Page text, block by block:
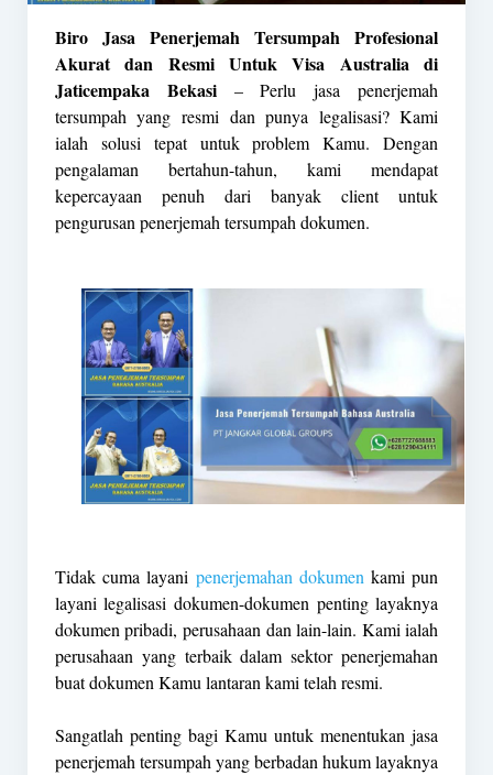
Biro Jasa Penerjemah Tersumpah Profesional
Akurat dan Resmi Untuk Visa Australia di
Jaticempaka Bekasi– Perlu jasa penerjemah
tersumpah yang resmi dan punya legalisasi? Kami
ialah solusi tepat untuk problem Kamu. Dengan
pengalaman bertahun-tahun, kami mendapat
kepercayaan penuh dari banyak client untuk
pengurusan penerjemah tersumpah dokumen.
Tidak cuma layani penerjemahan dokumen kami pun
layani legalisasi dokumen-dokumen penting layaknya
dokumen pribadi, perusahaan dan lain-lain. Kami ialah
perusahaan yang terbaik dalam sektor penerjemahan
buat dokumen Kamu lantaran kami telah resmi.
Sangatlah penting bagi Kamu untuk menentukan jasa
penerjemah tersumpah yang berbadan hukum layaknya